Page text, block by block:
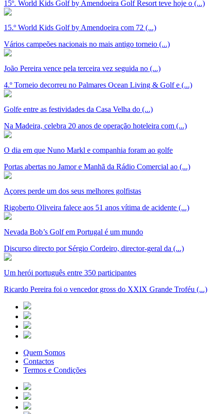
15º. World Kids Golf by Amendoeira Golf Resort teve hoje o (...)
15.º World Kids Golf by Amendoeira com 72 (...)
Vários campeões nacionais no mais antigo torneio (...)
João Pereira vence pela terceira vez seguida no (...)
4.º Torneio decorreu no Palmares Ocean Living & Golf e (...)
Golfe entre as festividades da Casa Velha do (...)
Na Madeira, celebra 20 anos de operação hoteleira com (...)
O dia em que Nuno Markl e companhia foram ao golfe
Portas abertas no Jamor e Manhã da Rádio Comercial ao (...)
Açores perde um dos seus melhores golfistas
Rigoberto Oliveira falece aos 51 anos vítima de acidente (...)
Nevada Bob’s Golf em Portugal é um mundo
Discurso directo por Sérgio Cordeiro, director-geral da (...)
Um herói português entre 350 participantes
Ricardo Pereira foi o vencedor gross do XXIX Grande Troféu (...)
Quem Somos
Contactos
Termos e Condições